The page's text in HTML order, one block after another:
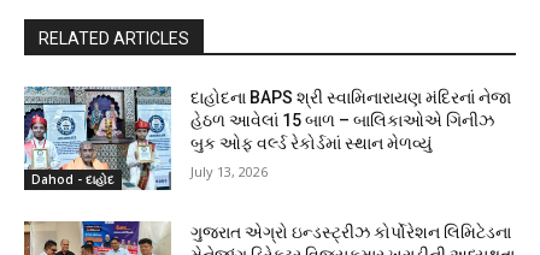
RELATED ARTICLES
Dahod - દાહોદ
દાહોદના BAPS શ્રી સ્વામિનારાયણ મંદિરનાં નેજા
હેઠળ આવેલાં 15 બાળ – બાલિકાઓએ ગિનીઝ
બુક ઓફ વર્લ્ડ રેકોર્ડમાં સ્થાન મેળવ્યું
July 13, 2026
ગુજરાત એગ્રો ઇન્ડસ્ટ્રીઝ કોર્પોરેશન લિમિટેડના